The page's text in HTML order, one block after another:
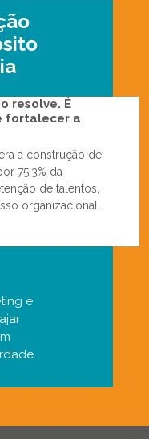
resolve. É
fortalecer a
a construção de
75,3% da
de talentos,
organizacional.
e